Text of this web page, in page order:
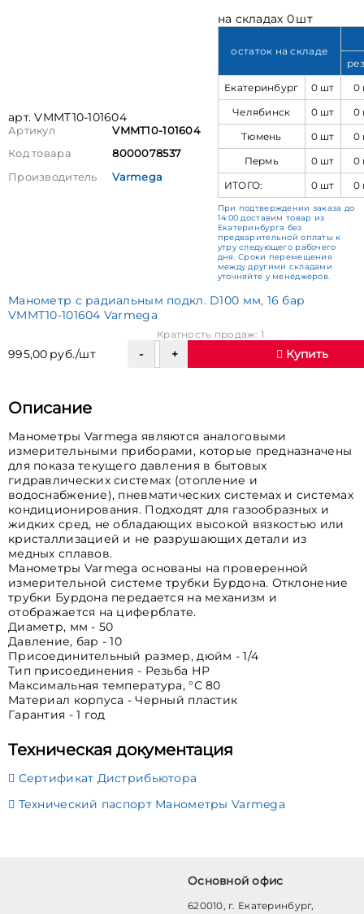
арт. VMMT10-101604
Артикул
VMMT10-101604
Код товара
8000078537
Производитель
Varmega
на складах 0 шт
остаток на складе
Екатеринбург
0 шт
0
Челябинск
0 шт
0
Тюмень
0 шт
0
Пермь
0 шт
0
ИТОГО:
0 шт 0
При подтверждении заказа до
14:00 доставим товар из
Екатеринбурга без
предварительной оплаты к
утру следующего рабочего
дня. Сроки перемещения
между другими складами
уточняйте у менеджеров.
Манометр с радиальным подкл. D100 мм, 16 бар
VMMT10-101604 Varmega
995,00 руб./шт
Кратность продаж: 1
Купить
Описание
Манометры Varmega являются аналоговыми
измерительными приборами, которые предназначены
для показа текущего давления в бытовых
гидравлических системах (отопление и
водоснабжение), пневматических системах и системах
кондиционирования. Подходят для газообразных и
жидких сред, не обладающих высокой вязкостью или
кристаллизацией и не разрушающих детали из
медных сплавов.
Манометры Varmega основаны на проверенной
измерительной системе трубки Бурдона. Отклонение
трубки Бурдона передается на механизм и
отображается на циферблате.
Диаметр, мм - 50
Давление, бар - 10
Присоединительный размер, дюйм - 1/4
Тип присоединения - Резьба НР
Максимальная температура, °С 80
Материал корпуса - Черный пластик
Гарантия - 1 год
Техническая документация
Сертификат Дистрибьютора
Технический паспорт Манометры Varmega
Основной офис
620010, г. Екатеринбург,